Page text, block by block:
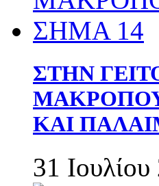
ΣΤΗΝ
ΚΑΙ
31